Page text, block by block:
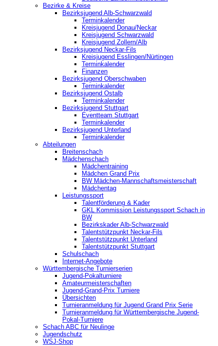
Bezirke & Kreise
Bezirksjugend Alb-Schwarzwald
Terminkalender
Kreisjugend Donau/Neckar
Kreisjugend Schwarzwald
Kreisjugend Zollern/Alb
Bezirksjugend Neckar-Fils
Kreisjugend ‎Esslingen/Nürtingen
Terminkalender
Finanzen
Bezirksjugend Oberschwaben
Terminkalender
Bezirksjugend Ostalb
Terminkalender
Bezirksjugend Stuttgart
‎Eventteam Stuttgart
Terminkalender
Bezirksjugend Unterland
Terminkalender
Abteilungen
Breitenschach
Mädchenschach
Mädchentraining
Mädchen Grand Prix
BW Mädchen-Mannschaftsmeisterschaft
Mädchentag
Leistungssport
Talentförderung & Kader
GKL Kommission Leistungssport Schach in
BW
Bezirkskader Alb-Schwarzwald
Talentstützpunkt Neckar-Fils
Talentstützpunkt Unterland
Talentstützpunkt Stuttgart
Schulschach
Internet-Angebote
Württembergische Turnierserien
Jugend-Pokalturniere
Amateurmeisterschaften
Jugend-Grand-Prix Turniere
Übersichten
Turnieranmeldung für Jugend Grand Prix Serie
Turnieranmeldung für Württembergische Jugend-
Pokal-Turniere
Schach ABC für Neulinge
Jugendschutz
WSJ-Shop